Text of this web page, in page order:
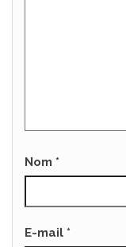
Nom *
E-mail *